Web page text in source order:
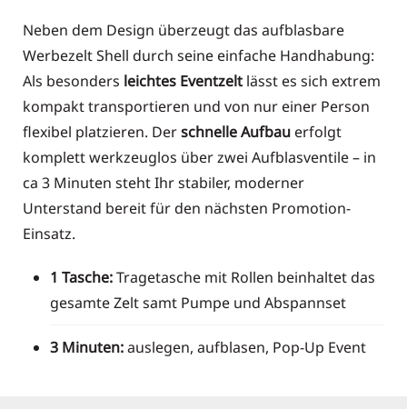
Neben dem Design überzeugt das aufblasbare
Werbezelt Shell durch seine einfache Handhabung:
Als besonders leichtes Eventzelt lässt es sich extrem
kompakt transportieren und von nur einer Person
flexibel platzieren. Derschnelle Aufbau erfolgt
komplett werkzeuglos über zwei Aufblasventile – in
ca 3 Minuten steht Ihr stabiler, moderner
Unterstand bereit für den nächsten Promotion-
Einsatz.
1 Tasche:Tragetasche mit Rollen beinhaltet das
gesamte Zelt samt Pumpe und Abspannset
3 Minuten:auslegen, aufblasen, Pop-Up Event